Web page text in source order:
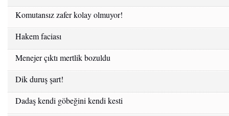
Komutansız zafer kolay olmuyor!
Hakem faciası
Menejer çıktı mertlik bozuldu
Dik duruş şart!
Dadaş kendi göbeğini kendi kesti